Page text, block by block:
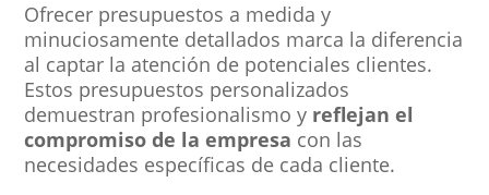
Ofrecer presupuestos a medida y
minuciosamente detallados marca la diferencia
al captar la atención de potenciales clientes.
Estos presupuestos personalizados
demuestran profesionalismo y reflejan el
compromiso de la empresa con las
necesidades específicas de cada cliente.